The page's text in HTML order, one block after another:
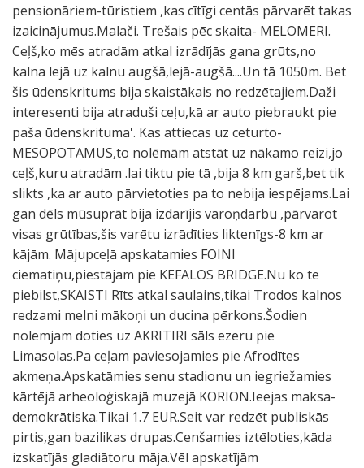
pensionāriem-tūristiem ,kas cītīgi centās pārvarēt takas
izaicinājumus.Malači. Trešais pēc skaita- MELOMERI.
Ceļš,ko mēs atradām atkal izrādījās gana grūts,no
kalna lejā uz kalnu augšā,lejā-augšā....Un tā 1050m. Bet
šis ūdenskritums bija skaistākais no redzētajiem.Daži
interesenti bija atraduši ceļu,kā ar auto piebraukt pie
paša ūdenskrituma'. Kas attiecas uz ceturto-
MESOPOTAMUS,to nolēmām atstāt uz nākamo reizi,jo
ceļš,kuru atradām .lai tiktu pie tā ,bija 8 km garš,bet tik
slikts ,ka ar auto pārvietoties pa to nebija iespējams.Lai
gan dēls mūsuprāt bija izdarījis varoņdarbu ,pārvarot
visas grūtības,šis varētu izrādīties liktenīgs-8 km ar
kājām. Mājupceļā apskatamies FOINI
ciematiņu,piestājam pie KEFALOS BRIDGE.Nu ko te
piebilst,SKAISTI Rīts atkal saulains,tikai Trodos kalnos
redzami melni mākoņi un ducina pērkons.Šodien
nolemjam doties uz AKRITIRI sāls ezeru pie
Limasolas.Pa ceļam paviesojamies pie Afrodītes
akmeņa.Apskatāmies senu stadionu un iegriežamies
kārtējā arheoloģiskajā muzejā KORION.Ieejas maksa-
demokrātiska.Tikai 1.7 EUR.Seit var redzēt publiskās
pirtis,gan bazilikas drupas.Cenšamies iztēloties,kāda
izskatījās gladiātoru māja.Vēl apskatījām